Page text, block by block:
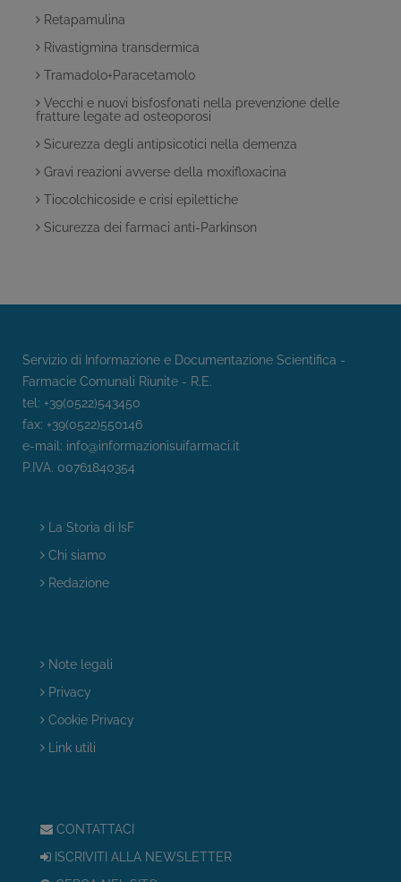
Retapamulina
Rivastigmina transdermica
Tramadolo+Paracetamolo
Vecchi e nuovi bisfosfonati nella prevenzione delle
fratture legate ad osteoporosi
Sicurezza degli antipsicotici nella demenza
Gravi reazioni avverse della moxifloxacina
Tiocolchicoside e crisi epilettiche
Sicurezza dei farmaci anti-Parkinson
Servizio di Informazione e Documentazione Scientifica -
Farmacie Comunali Riunite - R.E.
tel: +39(0522)543450
fax: +39(0522)550146
e-mail: info@informazionisuifarmaci.it
P.IVA. 00761840354
La Storia di IsF
Chi siamo
Redazione
Note legali
Privacy
Cookie Privacy
Link utili
CONTATTACI
ISCRIVITI ALLA NEWSLETTER